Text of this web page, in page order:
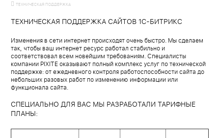
ТЕХНИЧЕСКАЯ ПОДДЕРЖКА
ТЕХНИЧЕСКАЯ ПОДДЕРЖКА САЙТОВ 1С-БИТРИКС
Изменения в сети интернет происходят очень быстро. Мы сделаем
так, чтобы ваш интернет ресурс работал стабильно и
соответствовал всем новейшим требованиям. Специалисты
компании PIXITE оказывают полный комплекс услуг по технической
поддержке: от ежедневного контроля работоспособности сайта до
небольших разовых работ по изменению информации или
функционала сайта.
СПЕЦИАЛЬНО ДЛЯ ВАС МЫ РАЗРАБОТАЛИ ТАРИФНЫЕ
ПЛАНЫ: